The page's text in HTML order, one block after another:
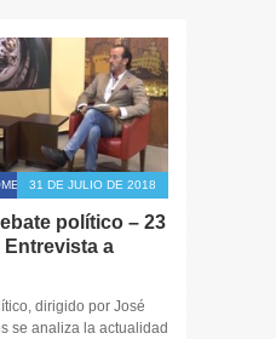
31 DE JULIO DE 2018
político – 23
Entrevista a
dirigido por José
se analiza la actualidad